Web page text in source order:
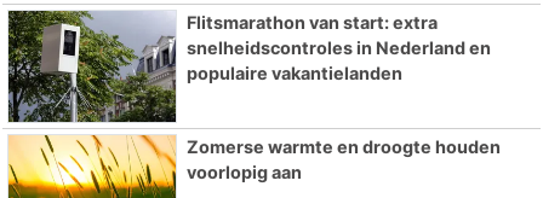
Flitsmarathon van start: extra
snelheidscontroles in Nederland en
populaire vakantielanden
Zomerse warmte en droogte houden
voorlopig aan